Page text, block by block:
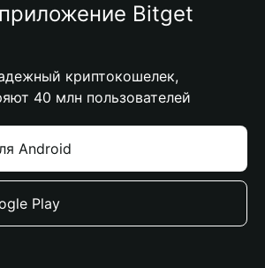
Bitget
криптокошелек,
40 млн пользователей
Android
Play